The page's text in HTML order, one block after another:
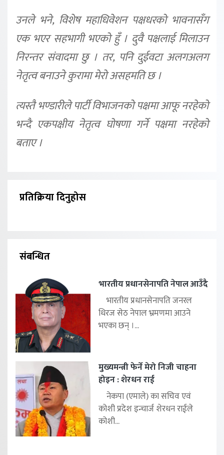
उनले भने, विशेष महाधिवेशन पक्षधरको भावनासँग
एक भएर सहभागी भएको हुँ । दुवै पक्षलाई मिलाउन
निरन्तर संवादमा छु । तर, पनि दुईवटा अलगअलग
नेतृत्व बनाउने कुरामा मेरो असहमति छ ।
त्यस्तै भण्डारीले पार्टी विभाजनको पक्षमा आफू नरहेको
भन्दै एकपक्षीय नेतृत्व घोषणा गर्ने पक्षमा नरहेको
बताए ।
प्रतिक्रिया दिनुहोस
संबन्धित
भारतीय प्रधानसेनापति नेपाल आउँदै
भारतीय प्रधानसेनापति जनरल
धिरज सेठ नेपाल भ्रमणमा आउने
भएका छन् ।...
मुख्यमन्त्री फेर्ने मेरो निजी चाहना
होइन : शेरधन राई
नेकपा (एमाले) का सचिव एवं
कोशी प्रदेश इन्चार्ज शेरधन राईले
कोशी...